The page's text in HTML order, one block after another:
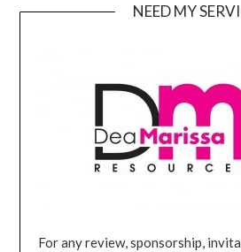
NEED MY
For any review, sponsorship,